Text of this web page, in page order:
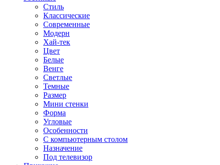
Стиль
Классические
Современные
Модерн
Хай-тек
Цвет
Белые
Венге
Светлые
Темные
Размер
Мини стенки
Форма
Угловые
Особенности
С компьютерным столом
Назначение
Под телевизор